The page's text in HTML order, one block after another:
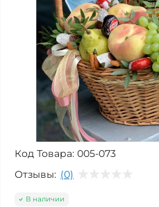
Код Товара: 005-073
Отзывы: (0)
В наличии